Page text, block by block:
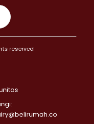
reserved